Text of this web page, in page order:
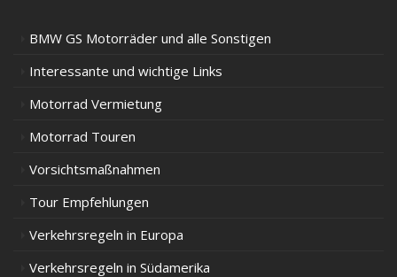
BMW GS Motorräder und alle Sonstigen
Interessante und wichtige Links
Motorrad Vermietung
Motorrad Touren
Vorsichtsmaßnahmen
Tour Empfehlungen
Verkehrsregeln in Europa
Verkehrsregeln in Südamerika